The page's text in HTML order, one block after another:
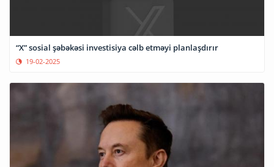
“X” sosial şəbəkəsi investisiya cəlb etməyi planlaşdırır
19-02-2025